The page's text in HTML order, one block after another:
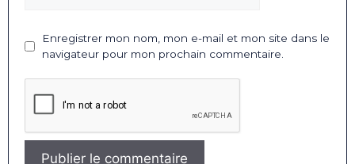
Enregistrer mon nom, mon e-mail et mon site dans le
navigateur pour mon prochain commentaire.